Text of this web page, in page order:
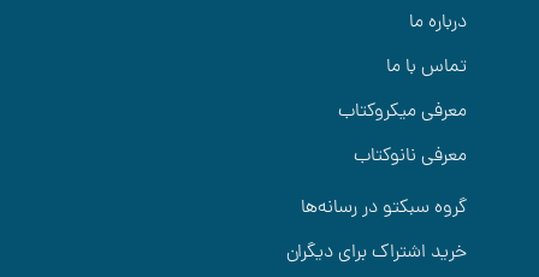
درباره ما
تماس با ما
معرفی میکروکتاب
معرفی نانوکتاب
گروه سبکتو در رسانه‌ها
خرید اشتراک برای دیگران